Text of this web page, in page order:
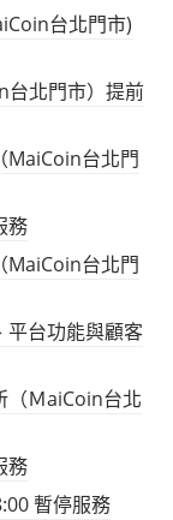
台北門市)
台北門市）提前
MaiCoin台北門
務
MaiCoin台北門
台功能與顧客
（ＭaiCoin台北
務
暫停服務